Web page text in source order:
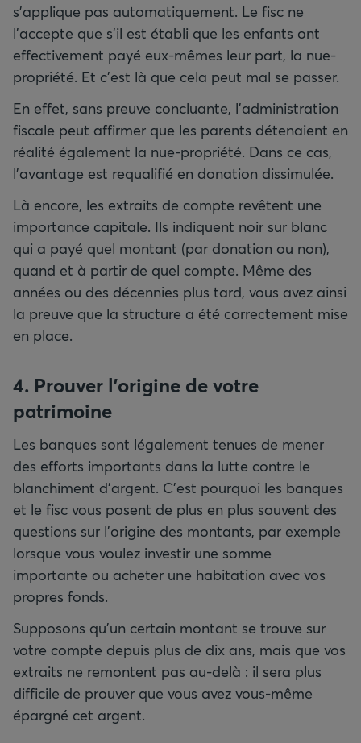
s’applique pas automatiquement. Le fisc ne
l’accepte que s’il est établi que les enfants ont
effectivement payé eux-mêmes leur part, la nue-
propriété. Et c’est là que cela peut mal se passer.
En effet, sans preuve concluante, l’administration
fiscale peut affirmer que les parents détenaient en
réalité également la nue-propriété. Dans ce cas,
l’avantage est requalifié en donation dissimulée.
Là encore, les extraits de compte revêtent une
importance capitale. Ils indiquent noir sur blanc
qui a payé quel montant (par donation ou non),
quand et à partir de quel compte. Même des
années ou des décennies plus tard, vous avez ainsi
la preuve que la structure a été correctement mise
en place.
4. Prouver l’origine de votre
patrimoine
Les banques sont légalement tenues de mener
des efforts importants dans la lutte contre le
blanchiment d’argent. C’est pourquoi les banques
et le fisc vous posent de plus en plus souvent des
questions sur l’origine des montants, par exemple
lorsque vous voulez investir une somme
importante ou acheter une habitation avec vos
propres fonds.
Supposons qu’un certain montant se trouve sur
votre compte depuis plus de dix ans, mais que vos
extraits ne remontent pas au-delà : il sera plus
difficile de prouver que vous avez vous-même
épargné cet argent.